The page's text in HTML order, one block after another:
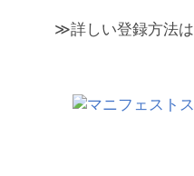
≫詳しい登録方法は